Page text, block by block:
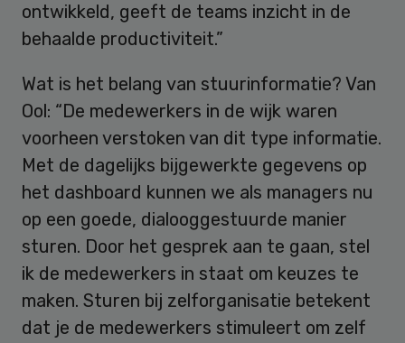
ontwikkeld, geeft de teams inzicht in de
behaalde productiviteit.”
Wat is het belang van stuurinformatie? Van
Ool: “De medewerkers in de wijk waren
voorheen verstoken van dit type informatie.
Met de dagelijks bijgewerkte gegevens op
het dashboard kunnen we als managers nu
op een goede, dialooggestuurde manier
sturen. Door het gesprek aan te gaan, stel
ik de medewerkers in staat om keuzes te
maken. Sturen bij zelforganisatie betekent
dat je de medewerkers stimuleert om zelf